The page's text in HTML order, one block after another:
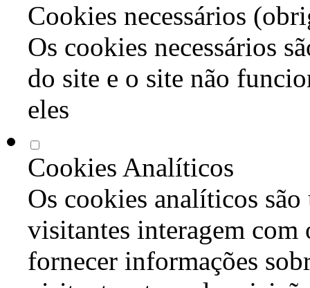
Cookies necessários
Os cookies necessários
do site e o site não
eles
Cookies Analíticos
Os cookies analíticos são
visitantes interagem com
fornecer informações